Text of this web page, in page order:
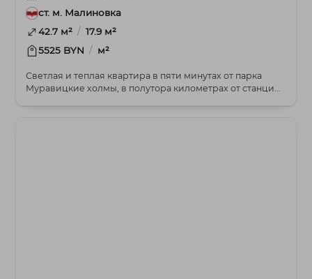
ст. м. Малиновка
42.7 м² / 17.9 м²
5525 BYN / м²
Светлая и теплая квартира в пяти минутах от парка
Муравицкие холмы, в полутора километрах от станци...